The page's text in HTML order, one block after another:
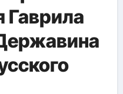
Гаврила